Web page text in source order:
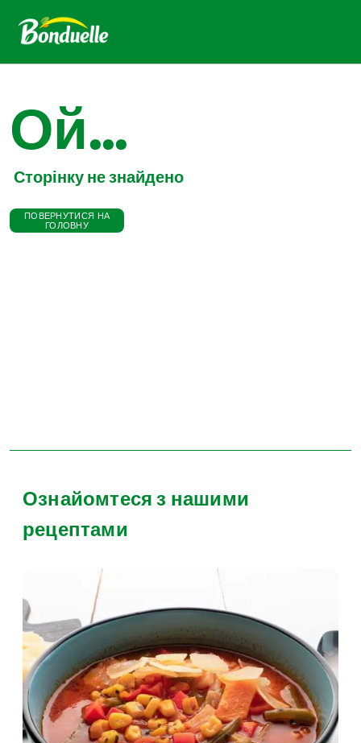
Ой...
Сторінку не знайдено
ПОВЕРНУТИСЯ НА
ГОЛОВНУ
Ознайомтеся з нашими
рецептами